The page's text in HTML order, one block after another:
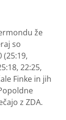
že
so
(25:19,
22:25,
Finke in jih
z ZDA.